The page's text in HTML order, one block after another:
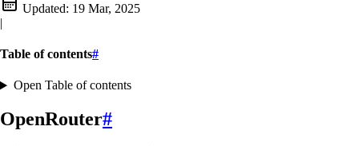
Updated: 19 Mar, 2025
|
Table of contents#
Open Table of contents
OpenRouter#